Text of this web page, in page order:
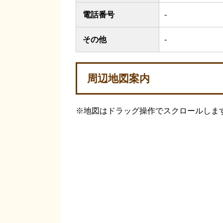
電話番号 -
その他 -
周辺地図案内
※地図はドラッグ操作でスクロールしま